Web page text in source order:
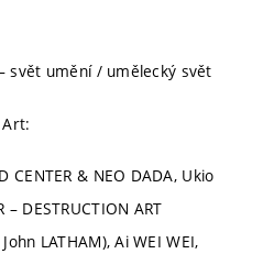
– svět umění / umělecký svět
CENTER & NEO DADA, Ukio
DESTRUCTION ART
LATHAM), Ai WEI WEI,